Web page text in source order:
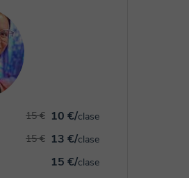
10 €/clase
15 €
13 €/clase
15 €
15 €/clase